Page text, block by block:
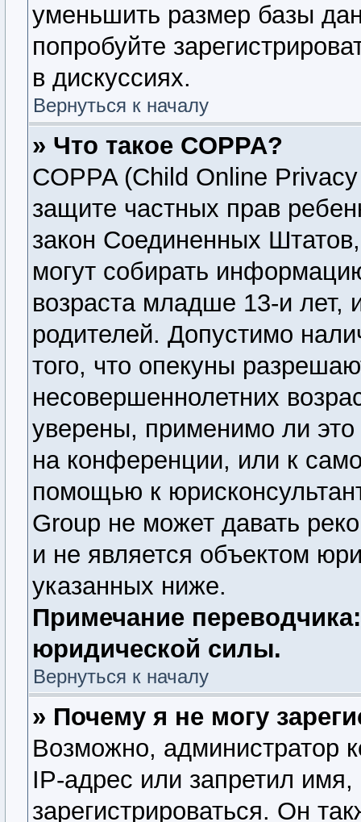
уменьшить размер базы
попробуйте
в дискуссиях.
Вернуться к началу
» Что такое COPPA?
COPPA (Child Online
защите частных прав
закон Соединенных
могут собирать
возраста младше 13-и лет,
родителей. Допустимо
того, что опекуны
несовершеннолетних
уверены, применимо ли
на конференции, или к
помощью к
Group не может давать
и не является объектом
указанных ниже.
Примечание
юридической силы.
Вернуться к началу
» Почему я не могу
Возможно, администратор
IP-адрес или запретил
зарегистрироваться. Он